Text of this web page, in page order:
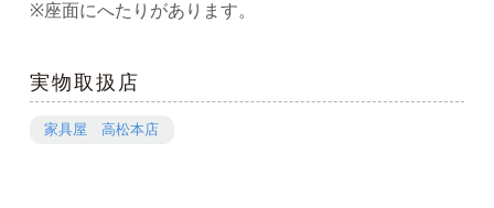
※座面にへたりがあります。
実物取扱店
家具屋 高松本店